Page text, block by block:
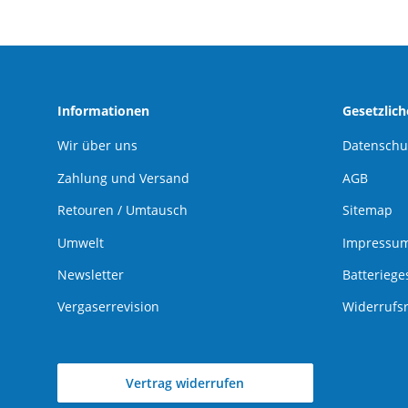
Informationen
Wir über uns
Zahlung und Versand
Retouren / Umtausch
Umwelt
Newsletter
Vergaserrevision
AGB
Sitemap
Vertrag widerrufen